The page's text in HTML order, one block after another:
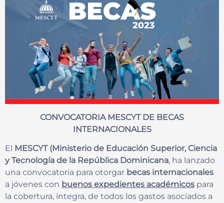
CONVOCATORIA MESCYT DE BECAS
INTERNACIONALES
El
MESCYT (Ministerio de Educación Superior, Ciencia
y Tecnología de la República Dominicana, ha lanzado
una convocatoria para otorgar becas internacionales
a jóvenes con buenos expedientes académicos para
la cobertura, íntegra, de todos los gastos asociados a